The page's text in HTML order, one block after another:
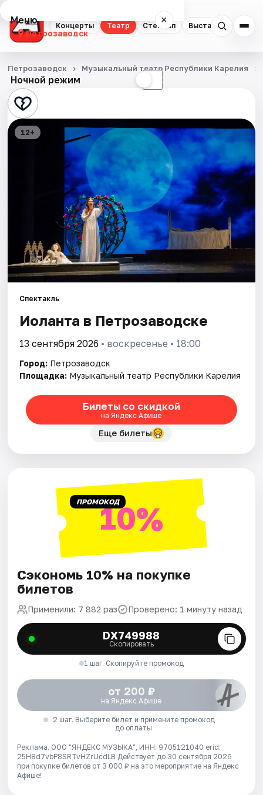
Концерты Театр Стендап Выставки
Меню ×
Петрозаводск
Концерты
Театр
Стендап
Города
Площадки
Артисты
Рейтинги
Ночной режим ☾
Петрозаводск Музыкальный театр Республики Карелия
12+
Спектакль
Иоланта в Петрозаводске
13 сентября 2026 • воскресенье • 18:00
Город: Петрозаводск
Площадка: Музыкальный театр Республики Карелия
Билеты со скидкой
на Яндекс Афише
Еще билеты
ПРОМОКОД10%
Сэкономь 10% на покупке
билетов
Применили: 7 882 раз Проверено: 1 минуту назад
DX749988
Скопировать
1 шаг. Скопируйте промокод
от 200 ₽
на Яндекс Афише
2 шаг. Выберите билет и примените промокод
до оплаты
Реклама. ООО "ЯНДЕКС МУЗЫКА", ИНН: 9705121040 erid:
25H8d7vbP8SRTvHZrUcdLB Действует до 30 сентября 2026
при покупке билетов от 3 000 ₽ на это мероприятие на Яндекс
Афише!